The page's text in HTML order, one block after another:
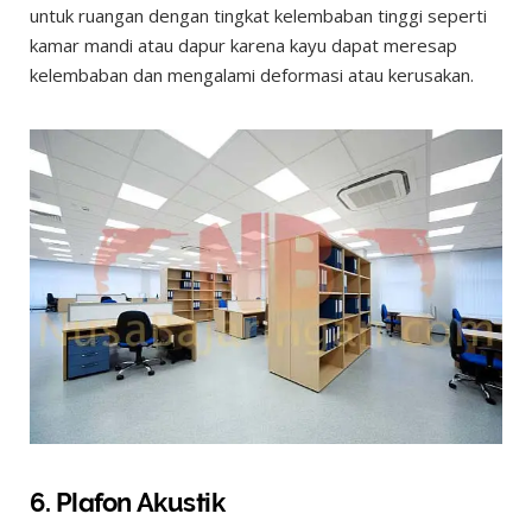
untuk ruangan dengan tingkat kelembaban tinggi seperti
kamar mandi atau dapur karena kayu dapat meresap
kelembaban dan mengalami deformasi atau kerusakan.
6. Plafon Akustik